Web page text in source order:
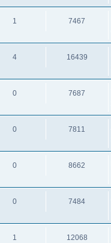
1 7467
4 16439
0 7687
0 7811
0 8662
0 7484
1 12068